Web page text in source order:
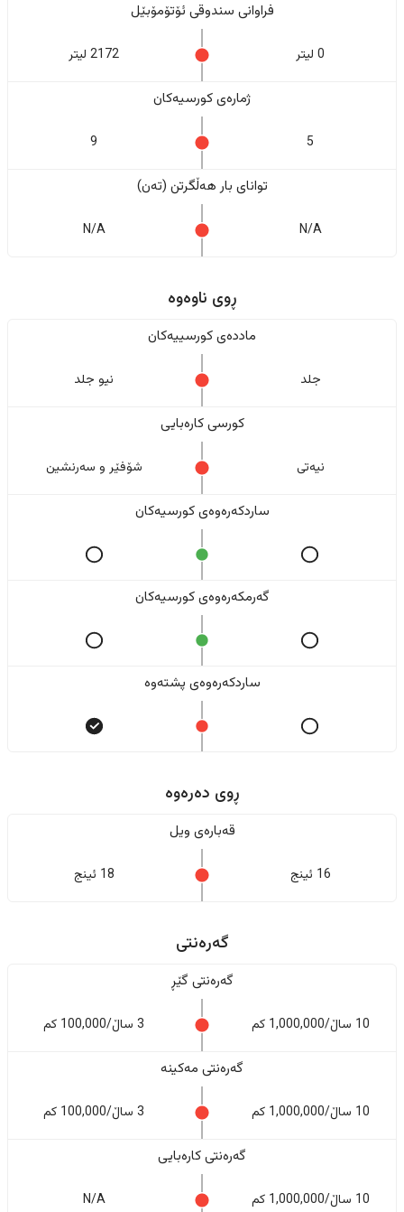
فراوانی سندوقی ئۆتۆمۆبێل
0 لیتر 2172 لیتر
ژمارەی کورسیەکان
5
9
تواناى بار هەڵگرتن (تەن)
N/A
N/A
ڕوی ناوەوە
ماددەی کورسییەکان
جلد نیو جلد
کورسی کارەبایی
نیەتی شۆفێر و سەرنشین
ساردکەرەوەی کورسیەکان
گەرمکەرەوەی کورسیەکان
ساردکەرەوەی پشتەوە
ڕوی دەرەوە
قەبارەی ویل
16 ئینج 18 ئینج
گەرەنتی
گەرەنتی گێڕ
10 ساڵ/1,000,000 کم 3 ساڵ/100,000 کم
گەرەنتی مەکینە
10 ساڵ/1,000,000 کم 3 ساڵ/100,000 کم
گەرەنتی کارەبایی
10 ساڵ/1,000,000 کم N/A